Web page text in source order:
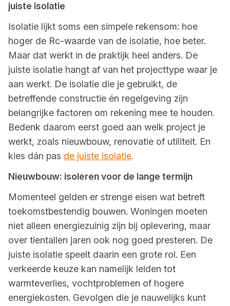
juiste isolatie
Isolatie lijkt soms een simpele rekensom: hoe
hoger de Rc-waarde van de isolatie, hoe beter.
Maar dat werkt in de praktijk heel anders. De
juiste isolatie hangt af van het projecttype waar je
aan werkt. De isolatie die je gebruikt, de
betreffende constructie én regelgeving zijn
belangrijke factoren om rekening mee te houden.
Bedenk daarom eerst goed aan welk project je
werkt, zoals nieuwbouw, renovatie of utiliteit. En
kies dán pas de juiste isolatie.
Nieuwbouw: isoleren voor de lange termijn
Momenteel gelden er strenge eisen wat betreft
toekomstbestendig bouwen. Woningen moeten
niet alleen energiezuinig zijn bij oplevering, maar
over tientallen jaren ook nog goed presteren. De
juiste isolatie speelt daarin een grote rol. Een
verkeerde keuze kan namelijk leiden tot
warmteverlies, vochtproblemen of hogere
energiekosten. Gevolgen die je nauwelijks kunt